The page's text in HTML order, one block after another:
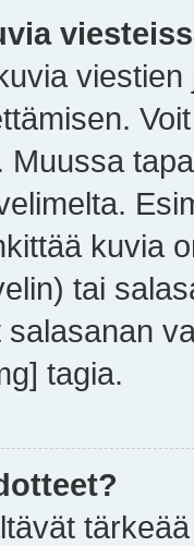
Muussa
kuvia
tai
tagia.